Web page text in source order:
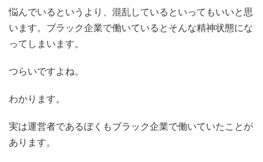
悩んでいるというより、混乱しているといってもいいと思
います。ブラック企業で働いているとそんな精神状態にな
ってしまいます。
つらいですよね。
わかります。
実は運営者であるぼくもブラック企業で働いていたことが
あります。